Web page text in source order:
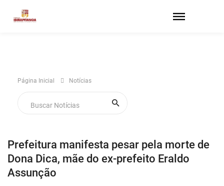
Página Inicial Notícias
Prefeitura manifesta pesar pela morte de
Dona Dica, mãe do ex-prefeito Eraldo
Assunção